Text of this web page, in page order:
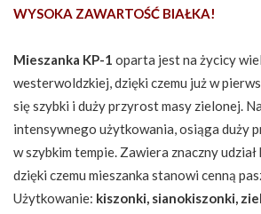
WYSOKA ZAWARTOŚĆ BIAŁKA!
Mieszanka KP-1 oparta jest na życicy
westerwoldzkiej, dzięki czemu już w
się szybki i duży przyrost masy zielonej.
intensywnego użytkowania, osiąga duży
w szybkim tempie. Zawiera znaczny udział
dzięki czemu mieszanka stanowi cenną
Użytkowanie: kiszonki, sianokiszonki,